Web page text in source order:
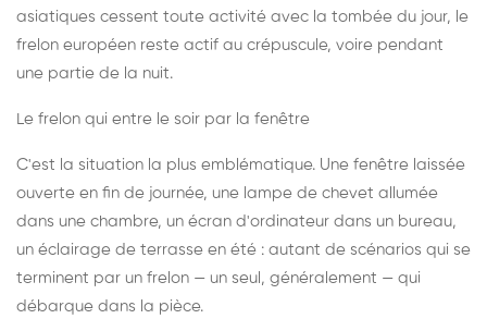
asiatiques cessent toute activité avec la tombée du jour, le
frelon européen reste actif au crépuscule, voire pendant
une partie de la nuit.
Le frelon qui entre le soir par la fenêtre
C'est la situation la plus emblématique. Une fenêtre laissée
ouverte en fin de journée, une lampe de chevet allumée
dans une chambre, un écran d'ordinateur dans un bureau,
un éclairage de terrasse en été : autant de scénarios qui se
terminent par un frelon — un seul, généralement — qui
débarque dans la pièce.